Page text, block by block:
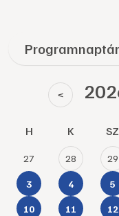
Programnaptár
<
H K SZ
27 28 29
3 4 5
10 11 12